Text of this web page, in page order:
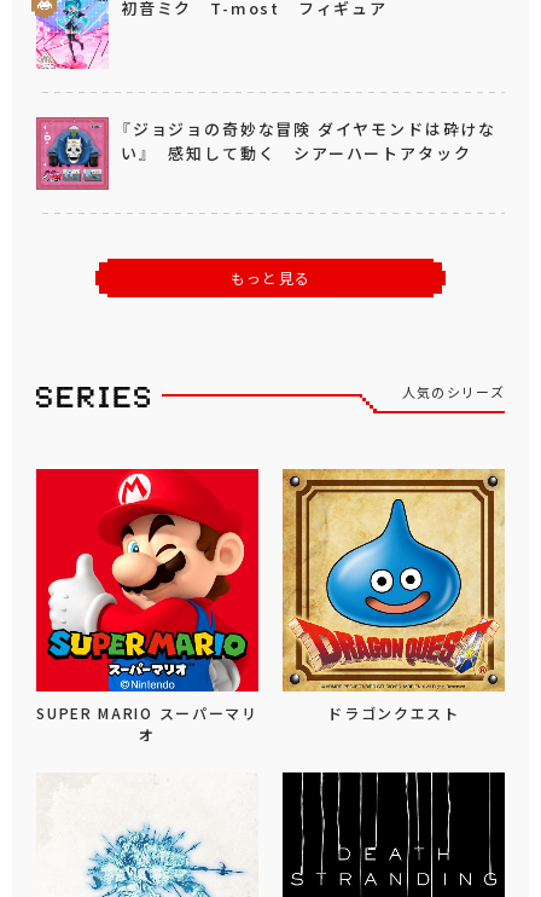
初音ミク T-most フィギュア
『ジョジョの奇妙な冒険 ダイヤモンドは砕けな
い』 感知して動く シアーハートアタック
もっと見る
人気のシリーズ
SUPER MARIO スーパーマリ
オ
ドラゴンクエスト